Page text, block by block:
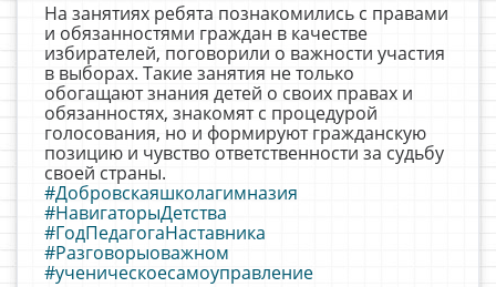
На занятиях ребята познакомились с правами
и обязанностями граждан в качестве
избирателей, поговорили о важности участия
в выборах. Такие занятия не только
обогащают знания детей о своих правах и
обязанностях, знакомят с процедурой
голосования, но и формируют гражданскую
позицию и чувство ответственности за судьбу
своей страны.
#Добровскаяшколагимназия
#НавигаторыДетства
#ГодПедагогаНаставника
#Разговорыоважном
#ученическоесамоуправление